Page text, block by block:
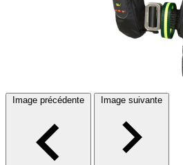
Image précédente Image suivante